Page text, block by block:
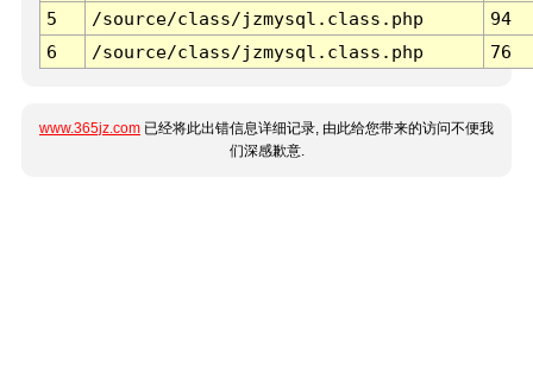
5
/source/class/jzmysql.class.php
94
6
/source/class/jzmysql.class.php 76
www.365jz.com 已经将此出错信息详细记录, 由此给您带来的访问不便我
们深感歉意.